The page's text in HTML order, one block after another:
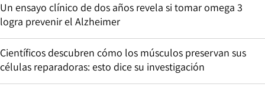
Un ensayo clínico de dos años revela si tomar omega 3
logra prevenir el Alzheimer
Científicos descubren cómo los músculos preservan sus
células reparadoras: esto dice su investigación